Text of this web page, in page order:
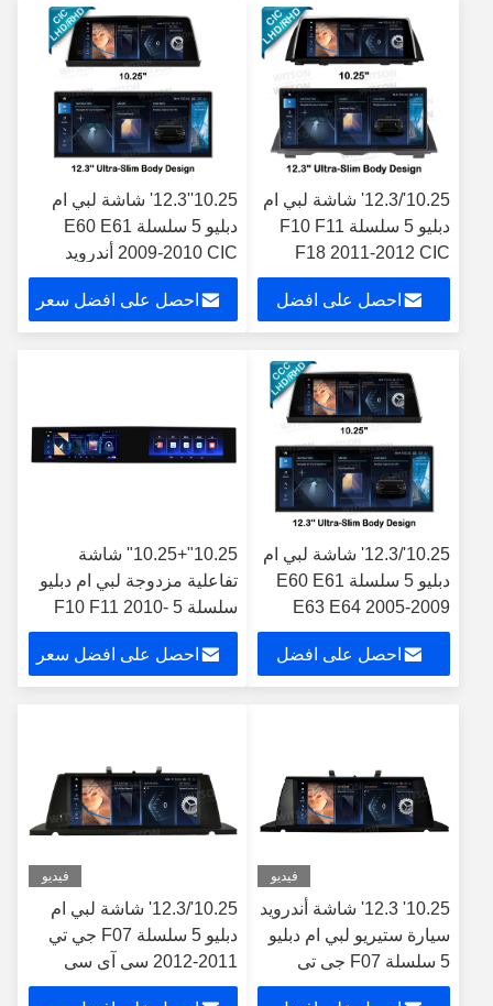
10.25'/12.3' شاشة لبي ام
دبليو 5 سلسلة F10 F11
F18 2011-2012 CIC
مشغل الوسائط المتعددة
الروبوتاحصل على افضل
10.25''12.3' شاشة لبي ام
دبليو 5 سلسلة E60 E61
2009-2010 CIC أندرويد
مشغل الوسائط المتعددة
احصل على افضل سعر
10.25'/12.3' شاشة لبي ام
دبليو 5 سلسلة E60 E61
E63 E64 2005-2009
CCC أندرويد مشغل
الوسائط المتعددة
احصل على افضل
10.25"+10.25" شاشة
تفاعلية مزدوجة لبي ام دبليو
سلسلة 5 F10 F11 2010-
2016 سيارات الوسائط
المتعددة ستيريو جي بي إس
CarPlay Player
احصل على افضل سعر
فيديو
10.25' 12.3' شاشة أندرويد
سيارة ستيريو لبي ام دبليو
5 سلسلة F07 جي تي
2013-2017 NBT مشغل
فيديو
10.25'/12.3' شاشة لبي ام
دبليو 5 سلسلة F07 جي تي
2011-2012 سي آي سي
أندرويد ملاعب الوسائط